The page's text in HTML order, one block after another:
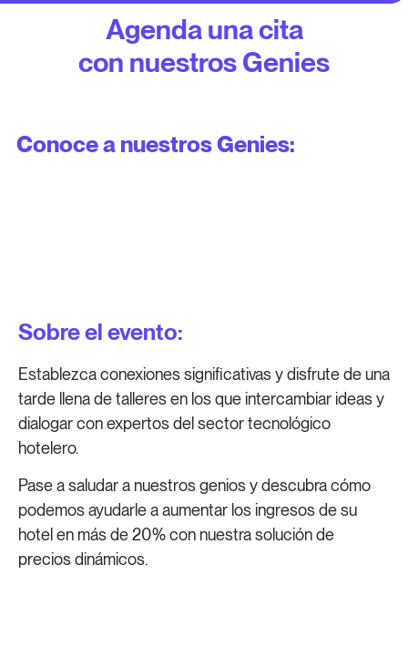
Agenda una cita
con nuestros Genies
Conoce a nuestros Genies:
Sobre el evento:
Establezca conexiones significativas y disfrute de una
tarde llena de talleres en los que intercambiar ideas y
dialogar con expertos del sector tecnológico
hotelero.
Pase a saludar a nuestros genios y descubra cómo
podemos ayudarle a aumentar los ingresos de su
hotel en más de 20% con nuestra solución de
precios dinámicos.